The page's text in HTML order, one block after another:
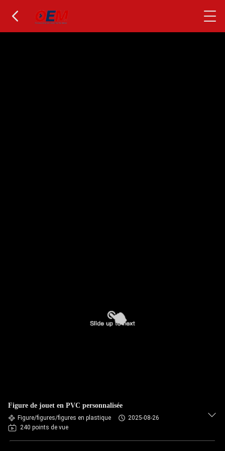
Figure de jouet en PVC personnalisée
Figure/figures/figures en plastique
2025-08-26
240 points de vue